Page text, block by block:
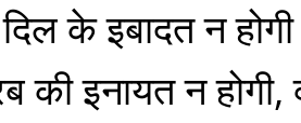
के इबादत न
की इनायत न होगी,